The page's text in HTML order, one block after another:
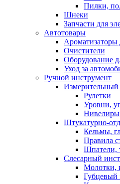
Пилки,
Шнеки
Запчасти для
Автотовары
Ароматизаторы
Очистители
Оборудование
Уход за
Ручной инструмент
Измерительный
Рулетки
Уровни,
Нивелиры
Штукатурно-
Кельмы,
Правила
Шпатели,
Слесарный
Молотки,
Губцевый